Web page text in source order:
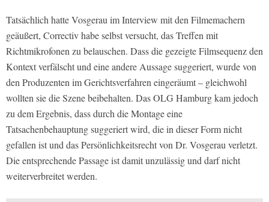
Tatsächlich hatte Vosgerau im Interview mit den Filmemachern
geäußert, Correctiv habe selbst versucht, das Treffen mit
Richtmikrofonen zu belauschen. Dass die gezeigte Filmsequenz den
Kontext verfälscht und eine andere Aussage suggeriert, wurde von
den Produzenten im Gerichtsverfahren eingeräumt – gleichwohl
wollten sie die Szene beibehalten. Das OLG Hamburg kam jedoch
zu dem Ergebnis, dass durch die Montage eine
Tatsachenbehauptung suggeriert wird, die in dieser Form nicht
gefallen ist und das Persönlichkeitsrecht von Dr. Vosgerau verletzt.
Die entsprechende Passage ist damit unzulässig und darf nicht
weiterverbreitet werden.